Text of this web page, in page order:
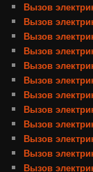
Вызов
Вызов
Вызов
Вызов
Вызов
Вызов
Вызов
Вызов
Вызов
Вызов
Вызов
Вызов